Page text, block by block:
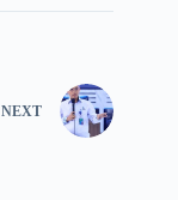
NEXT